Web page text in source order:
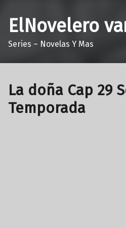
ElNovelero
Series – Novelas Y Mas
La doña Cap 29
Temporada